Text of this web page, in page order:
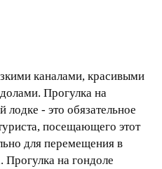
каналами, красивыми
Прогулка на
лодке - это обязательное
посещающего этот
для перемещения в
Прогулка на гондоле